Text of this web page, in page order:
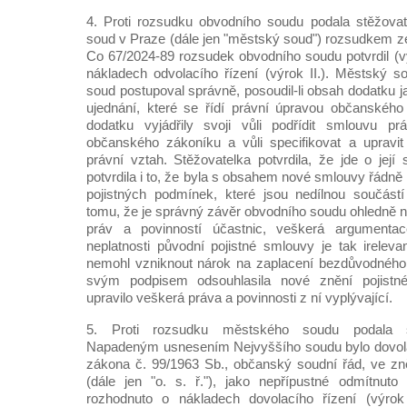
4. Proti rozsudku obvodního soudu podala
soud v Praze (dále jen "městský soud") rozsudkem
Co 67/2024-89 rozsudek obvodního soudu potvrdil
nákladech odvolacího řízení (výrok II.). Městský
soud postupoval správně, posoudil-li obsah dodatku
ujednání, které se řídí právní úpravou
dodatku vyjádřily svoji vůli podřídit smlouvu
občanského zákoníku a vůli specifikovat a
právní vztah. Stěžovatelka potvrdila, že jde o její
potvrdila i to, že byla s obsahem nové smlouvy
pojistných podmínek, které jsou nedílnou
tomu, že je správný závěr obvodního soudu ohledně
práv a povinností účastnic, veškerá
neplatnosti původní pojistné smlouvy je tak
nemohl vzniknout nárok na zaplacení
svým podpisem odsouhlasila nové znění
upravilo veškerá práva a povinnosti z ní vyplývající.
5. Proti rozsudku městského soudu podala
Napadeným usnesením Nejvyššího soudu bylo
zákona č. 99/1963 Sb., občanský soudní řád, ve
(dále jen "o. s. ř."), jako nepřípustné
rozhodnuto o nákladech dovolacího řízení